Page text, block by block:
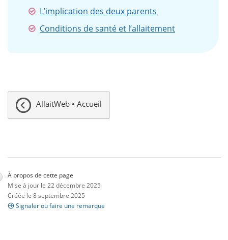
L’implication des deux parents
Conditions de santé et l’allaitement
AllaitWeb • Accueil
À propos de cette page
Mise à jour le 22 décembre 2025
Créée le 8 septembre 2025
Signaler ou faire une remarque